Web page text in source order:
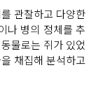
관찰하고 다양한
나 병의 정체를 추
물로는 쥐가 있었
채집해 분석하고